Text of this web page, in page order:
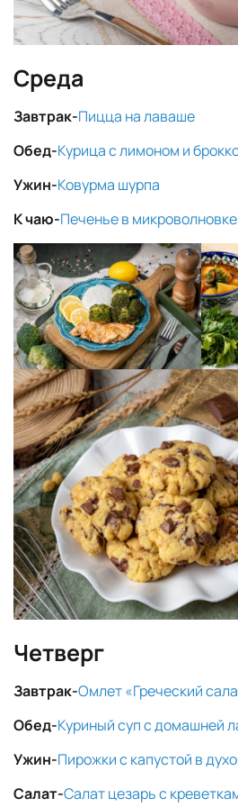
Среда
Завтрак-Пицца на лаваше
Обед-Курица с лимоном и
Ужин-Ковурма шурпа
К чаю-Печенье в микроволновке
Четверг
Завтрак-Омлет «Греческий
Обед-Куриный суп с домашней
Ужин-Пирожки с капустой в
Салат-Салат цезарь с